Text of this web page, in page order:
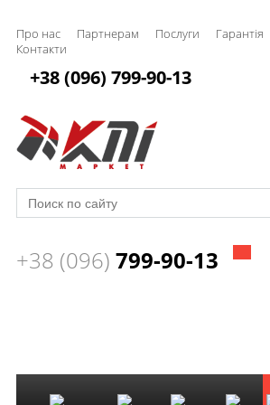
Про нас Партнерам Послуги Гарантія
Контакти
+38 (096) 799-90-13
+38 (096) 799-90-13